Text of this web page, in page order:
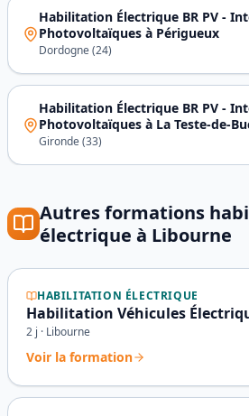
Habilitation Électrique BR PV -
Photovoltaïques à Périgueux
Dordogne(24)
Habilitation Électrique BR PV -
Photovoltaïques à La Teste-de-
Gironde(33)
Autres formations
électrique à Libourne
HABILITATION ÉLECTRIQUE
Habilitation Véhicules
2 j · Libourne
Voir la formation